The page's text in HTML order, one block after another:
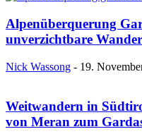
Alpenüberquerung
unverzichtbare
Nick Wassong - 19.
Weitwandern in
von Meran zum